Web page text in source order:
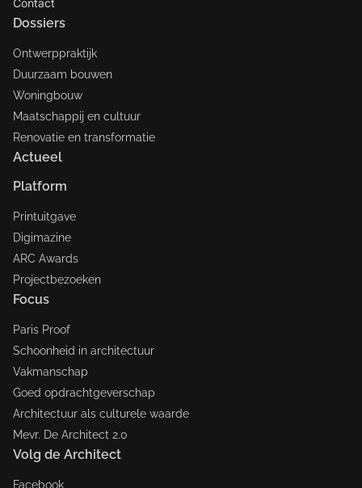
Contact
Dossiers
Ontwerppraktijk
Duurzaam bouwen
Woningbouw
Maatschappij en cultuur
Renovatie en transformatie
Actueel
Platform
Printuitgave
Digimazine
ARC Awards
Projectbezoeken
Focus
Paris Proof
Schoonheid in architectuur
Vakmanschap
Goed opdrachtgeverschap
Architectuur als culturele waarde
Mevr. De Architect 2.0
Volg de Architect
Facebook